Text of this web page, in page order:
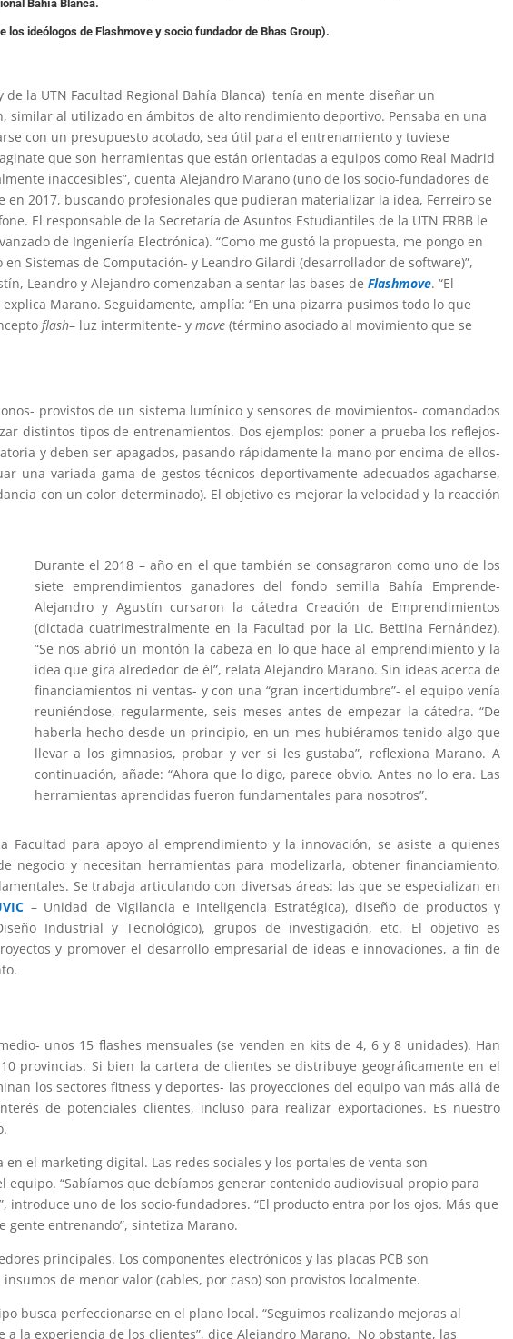
Bahía Blanca.
los ideólogos de Flashmove y socio fundador de Bhas Group).
de la UTN Facultad Regional Bahía Blanca) tenía en mente diseñar un
similar al utilizado en ámbitos de alto rendimiento deportivo. Pensaba en una
con un presupuesto acotado, sea útil para el entrenamiento y tuviese
que son herramientas que están orientadas a equipos como Real Madrid
inaccesibles”, cuenta Alejandro Marano (uno de los socio-fundadores de
en 2017, buscando profesionales que pudieran materializar la idea, Ferreiro se
El responsable de la Secretaría de Asuntos Estudiantiles de la UTN FRBB le
de Ingeniería Electrónica). “Como me gustó la propuesta, me pongo en
Sistemas de Computación- y Leandro Gilardi (desarrollador de software)”,
Leandro y Alejandro comenzaban a sentar las bases deFlashmove. “El
explica Marano. Seguidamente, amplía: “En una pizarra pusimos todo lo que
flash– luz intermitente- ymove (término asociado al movimiento que se
provistos de un sistema lumínico y sensores de movimientos- comandados
distintos tipos de entrenamientos. Dos ejemplos: poner a prueba los reflejos-
y deben ser apagados, pasando rápidamente la mano por encima de ellos-
una variada gama de gestos técnicos deportivamente adecuados-agacharse,
con un color determinado). El objetivo es mejorar la velocidad y la reacción
Durante el 2018 – año en el que también se consagraron como uno de los
siete emprendimientos ganadores del fondo semilla Bahía Emprende-
Alejandro y Agustín cursaron la cátedra Creación de Emprendimientos
(dictada cuatrimestralmente en la Facultad por la Lic. Bettina Fernández).
“Se nos abrió un montón la cabeza en lo que hace al emprendimiento y la
idea que gira alrededor de él”, relata Alejandro Marano. Sin ideas acerca de
financiamientos ni ventas- y con una “gran incertidumbre”- el equipo venía
reuniéndose, regularmente, seis meses antes de empezar la cátedra. “De
haberla hecho desde un principio, en un mes hubiéramos tenido algo que
llevar a los gimnasios, probar y ver si les gustaba”, reflexiona Marano. A
continuación, añade: “Ahora que lo digo, parece obvio. Antes no lo era. Las
herramientas aprendidas fueron fundamentales para nosotros”.
Facultad para apoyo al emprendimiento y la innovación, se asiste a quienes
negocio y necesitan herramientas para modelizarla, obtener financiamiento,
Se trabaja articulando con diversas áreas: las que se especializan en
– Unidad de Vigilancia e Inteligencia Estratégica), diseño de productos y
Industrial y Tecnológico), grupos de investigación, etc. El objetivo es
y promover el desarrollo empresarial de ideas e innovaciones, a fin de
unos 15 flashes mensuales (se venden en kits de 4, 6 y 8 unidades). Han
provincias. Si bien la cartera de clientes se distribuye geográficamente en el
los sectores fitness y deportes- las proyecciones del equipo van más allá de
de potenciales clientes, incluso para realizar exportaciones. Es nuestro
en el marketing digital. Las redes sociales y los portales de venta son
“Sabíamos que debíamos generar contenido audiovisual propio para
introduce uno de los socio-fundadores. “El producto entra por los ojos. Más que
gente entrenando”, sintetiza Marano.
principales. Los componentes electrónicos y las placas PCB son
de menor valor (cables, por caso) son provistos localmente.
busca perfeccionarse en el plano local. “Seguimos realizando mejoras al
la experiencia de los clientes”, dice Alejandro Marano. No obstante, las